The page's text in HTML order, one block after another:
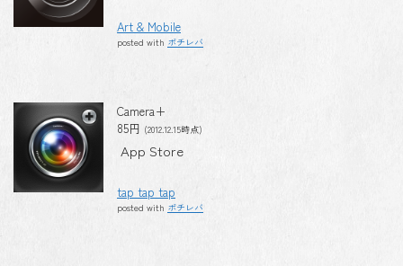
Art & Mobile
posted with ポチレバ
Camera+
85円 (2012.12.15時点)
App Store
tap tap tap
posted with ポチレバ